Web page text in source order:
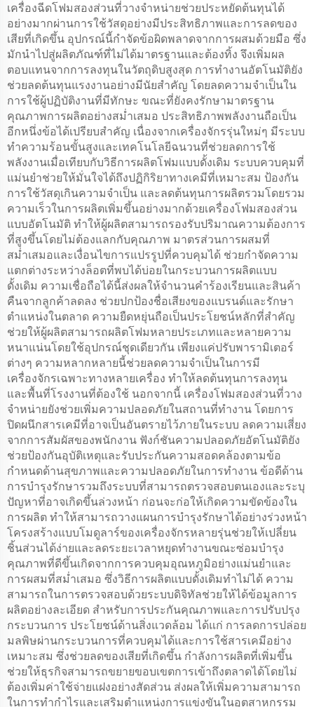
เครื่องฉีดโฟมสองส่วนที่วางจำหน่ายช่วยประหยัดต้นทุนได้
อย่างมากผ่านการใช้วัสดุอย่างมีประสิทธิภาพและการลดของ
เสียที่เกิดขึ้น อุปกรณ์นี้กำจัดข้อผิดพลาดจากการผสมด้วยมือ ซึ่ง
มักนำไปสู่ผลิตภัณฑ์ที่ไม่ได้มาตรฐานและต้องทิ้ง จึงเพิ่มผล
ตอบแทนจากการลงทุนในวัตถุดิบสูงสุด การทำงานอัตโนมัติยัง
ช่วยลดต้นทุนแรงงานอย่างมีนัยสำคัญ โดยลดความจำเป็นใน
การใช้ผู้ปฏิบัติงานที่มีทักษะ ขณะที่ยังคงรักษามาตรฐาน
คุณภาพการผลิตอย่างสม่ำเสมอ ประสิทธิภาพพลังงานถือเป็น
อีกหนึ่งข้อได้เปรียบสำคัญ เนื่องจากเครื่องจักรรุ่นใหม่ๆ มีระบบ
ทำความร้อนขั้นสูงและเทคโนโลยีฉนวนที่ช่วยลดการใช้
พลังงานเมื่อเทียบกับวิธีการผลิตโฟมแบบดั้งเดิม ระบบควบคุมที่
แม่นยำช่วยให้มั่นใจได้ถึงปฏิกิริยาทางเคมีที่เหมาะสม ป้องกัน
การใช้วัสดุเกินความจำเป็น และลดต้นทุนการผลิตรวมโดยรวม
ความเร็วในการผลิตเพิ่มขึ้นอย่างมากด้วยเครื่องโฟมสองส่วน
แบบอัตโนมัติ ทำให้ผู้ผลิตสามารถรองรับปริมาณความต้องการ
ที่สูงขึ้นโดยไม่ต้องแลกกับคุณภาพ มาตรส่วนการผสมที่
สม่ำเสมอและเงื่อนไขการแปรรูปที่ควบคุมได้ ช่วยกำจัดความ
แตกต่างระหว่างล็อตที่พบได้บ่อยในกระบวนการผลิตแบบ
ดั้งเดิม ความเชื่อถือได้นี้ส่งผลให้จำนวนคำร้องเรียนและสินค้า
คืนจากลูกค้าลดลง ช่วยปกป้องชื่อเสียงของแบรนด์และรักษา
ตำแหน่งในตลาด ความยืดหยุ่นถือเป็นประโยชน์หลักที่สำคัญ
ช่วยให้ผู้ผลิตสามารถผลิตโฟมหลายประเภทและหลายความ
หนาแน่นโดยใช้อุปกรณ์ชุดเดียวกัน เพียงแค่ปรับพารามิเตอร์
ต่างๆ ความหลากหลายนี้ช่วยลดความจำเป็นในการมี
เครื่องจักรเฉพาะทางหลายเครื่อง ทำให้ลดต้นทุนการลงทุน
และพื้นที่โรงงานที่ต้องใช้ นอกจากนี้ เครื่องโฟมสองส่วนที่วาง
จำหน่ายยังช่วยเพิ่มความปลอดภัยในสถานที่ทำงาน โดยการ
ปิดผนึกสารเคมีที่อาจเป็นอันตรายไว้ภายในระบบ ลดความเสี่ยง
จากการสัมผัสของพนักงาน ฟังก์ชันความปลอดภัยอัตโนมัติยัง
ช่วยป้องกันอุบัติเหตุและรับประกันความสอดคล้องตามข้อ
กำหนดด้านสุขภาพและความปลอดภัยในการทำงาน ข้อดีด้าน
การบำรุงรักษารวมถึงระบบที่สามารถตรวจสอบตนเองและระบุ
ปัญหาที่อาจเกิดขึ้นล่วงหน้า ก่อนจะก่อให้เกิดความขัดข้องใน
การผลิต ทำให้สามารถวางแผนการบำรุงรักษาได้อย่างร่วงหน้า
โครงสร้างแบบโมดูลาร์ของเครื่องจักรหลายรุ่นช่วยให้เปลี่ยน
ชิ้นส่วนได้ง่ายและลดระยะเวลาหยุดทำงานขณะซ่อมบำรุง
คุณภาพที่ดีขึ้นเกิดจากการควบคุมอุณหภูมิอย่างแม่นยำและ
การผสมที่สม่ำเสมอ ซึ่งวิธีการผลิตแบบดั้งเดิมทำไม่ได้ ความ
สามารถในการตรวจสอบด้วยระบบดิจิทัลช่วยให้ได้ข้อมูลการ
ผลิตอย่างละเอียด สำหรับการประกันคุณภาพและการปรับปรุง
กระบวนการ ประโยชน์ด้านสิ่งแวดล้อม ได้แก่ การลดการปล่อย
มลพิษผ่านกระบวนการที่ควบคุมได้และการใช้สารเคมีอย่าง
เหมาะสม ซึ่งช่วยลดของเสียที่เกิดขึ้น กำลังการผลิตที่เพิ่มขึ้น
ช่วยให้ธุรกิจสามารถขยายขอบเขตการเข้าถึงตลาดได้โดยไม่
ต้องเพิ่มค่าใช้จ่ายแฝงอย่างสัดส่วน ส่งผลให้เพิ่มความสามารถ
ในการทำกำไรและเสริมตำแหน่งการแข่งขันในอุตสาหกรรม